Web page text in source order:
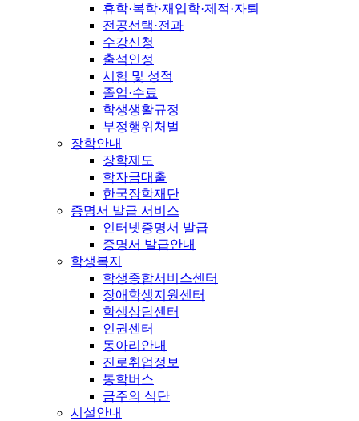
휴학·복학·재입학·제적·자퇴
전공선택·전과
수강신청
출석인정
시험 및 성적
졸업·수료
학생생활규정
부정행위처벌
장학안내
장학제도
학자금대출
한국장학재단
증명서 발급 서비스
인터넷증명서 발급
증명서 발급안내
학생복지
학생종합서비스센터
장애학생지원센터
학생상담센터
인권센터
동아리안내
진로취업정보
통학버스
금주의 식단
시설안내